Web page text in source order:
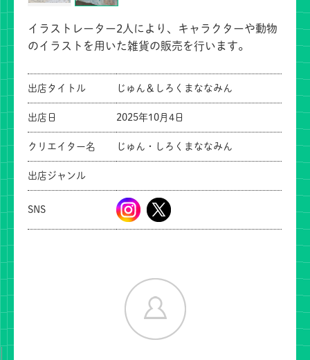
イラストレーター2人により、キャラクターや動物
のイラストを用いた雑貨の販売を行います。
出店タイトル じゅん＆しろくまななみん
出店日 2025年10月4日
クリエイター名 じゅん・しろくまななみん
出店ジャンル
SNS